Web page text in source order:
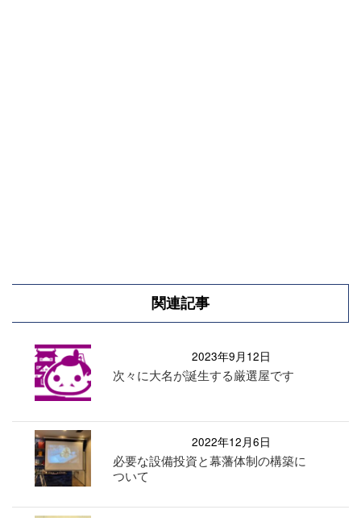
関連記事
2023年9月12日
次々に大名が誕生する厳選屋です
2022年12月6日
必要な設備投資と幕藩体制の構築に
ついて